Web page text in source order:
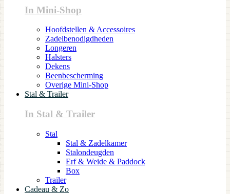
In Mini-Shop
Hoofdstellen & Accessoires
Zadelbenodigdheden
Longeren
Halsters
Dekens
Beenbescherming
Overige Mini-Shop
Stal & Trailer
In Stal & Trailer
Stal
Stal & Zadelkamer
Stalondeugden
Erf & Weide & Paddock
Box
Trailer
Cadeau & Zo